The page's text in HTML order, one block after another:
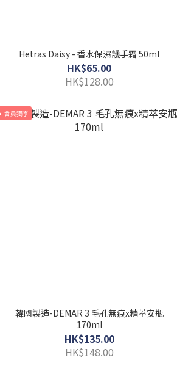
Hetras Daisy - 香水保濕護手霜 50ml
HK$65.00
HK$128.00
會員獨享
韓國製造-DEMAR 3 毛孔無痕x精萃安瓶
170ml
HK$135.00
HK$148.00